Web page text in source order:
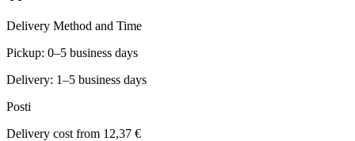
Delivery Method and Time
Pickup: 0–5 business days
Delivery: 1–5 business days
Posti
Delivery cost from 12,37 €